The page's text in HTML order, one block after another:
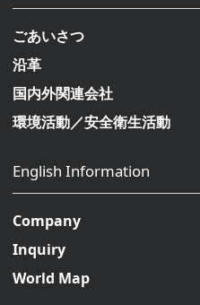
ごあいさつ
沿革
国内外関連会社
環境活動／安全衛生活動
English Information
Company
Inquiry
World Map